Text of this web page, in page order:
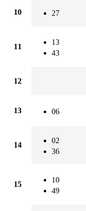
10 27
11
13
43
12
13 06
14
02
36
15
10
49